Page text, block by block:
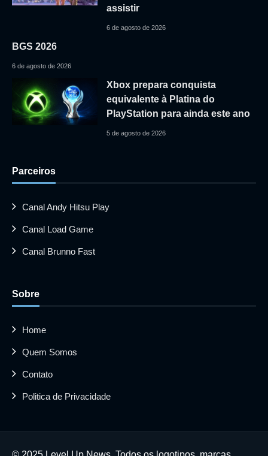
assistir
6 de agosto de 2026
BGS 2026
6 de agosto de 2026
Xbox prepara conquista
equivalente à Platina do
PlayStation para ainda este ano
5 de agosto de 2026
Parceiros
Canal Andy Hitsu Play
Canal Load Game
Canal Brunno Fast
Sobre
Home
Quem Somos
Contato
Politica de Privacidade